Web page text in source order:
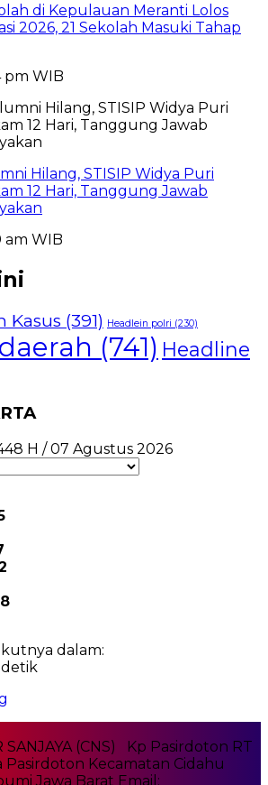
di Kepulauan Meranti Lolos
2026, 21 Sekolah Masuki Tahap
pm WIB
Hilang, STISIP Widya Puri
12 Hari, Tanggung Jawab
am WIB
Kasus (391) Headlein polri (230)
(741) Headline
H / 07 Agustus 2026
dalam:
detik
SANJAYA (CNS) Kp Pasirdoton RT
Pasirdoton Kecamatan Cidahu
Jawa Barat Email: